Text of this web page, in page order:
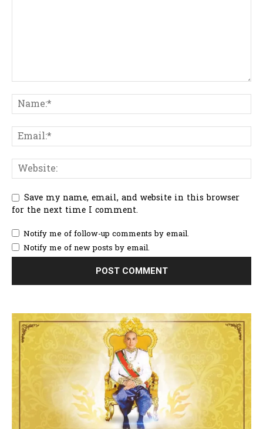
Save my name, email, and website in this browser
for the next time I comment.
Notify me of follow-up comments by email.
Notify me of new posts by email.